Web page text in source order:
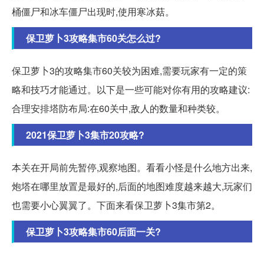
桶僵尸和冰车僵尸出现时,使用寒冰菇。
保卫萝卜3攻略集市60关怎么过?
保卫萝卜3的攻略集市60关较为困难,需要玩家有一定的策
略和技巧才能通过。以下是一些可能对你有用的攻略建议:
合理安排塔防布局:在60关中,敌人的数量和种类较。
2021保卫萝卜3集市20攻略?
本关在开局前先暂停,观察地图。看看小怪是什么地方出来,
炮塔在哪里放置是最好的,后面的地图难度越来越大,玩家们
也需要小心翼翼了。下面来看保卫萝卜3集市第2。
保卫萝卜3攻略集市60后面一关?